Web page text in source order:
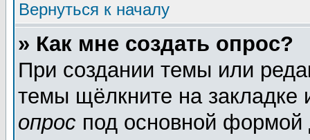
Вернуться к началу
» Как мне создать опрос?
При создании темы или
темы щёлкните на
опрос под основной